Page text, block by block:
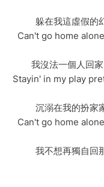
躲在我這虛假的
Can't go home
我沒法一個人回
Stayin' in my play
沉溺在我的扮家
Can't go home
我不想再獨自回